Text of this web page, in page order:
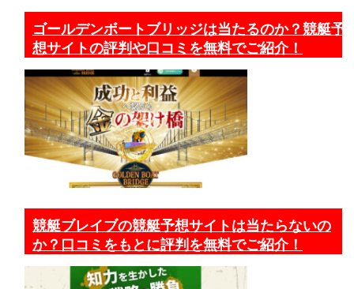
ゴールデンボートブリッジは当たるのか？競艇予
想サイトの評判や口コミを無料でご紹介！
競艇ブレイブの競艇予想サイトは当たらないの
か？口コミをもとに評判を無料でご紹介！